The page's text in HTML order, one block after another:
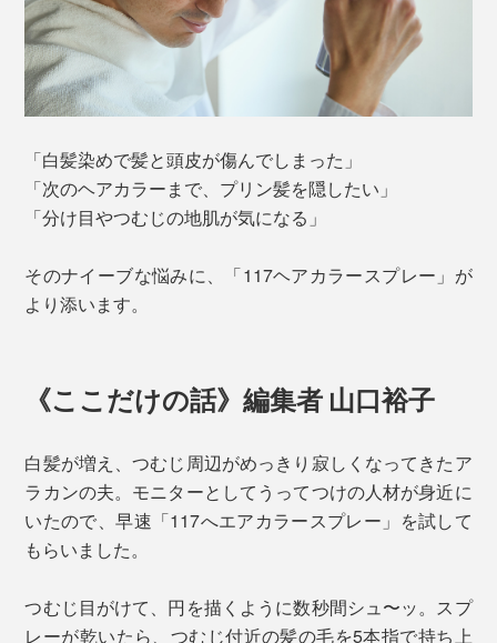
「白髪染めで髪と頭皮が傷んでしまった」
「次のヘアカラーまで、プリン髪を隠したい」
「分け目やつむじの地肌が気になる」
そのナイーブな悩みに、「117ヘアカラースプレー」が
より添います。
《ここだけの話》編集者 山口裕子
白髪が増え、つむじ周辺がめっきり寂しくなってきたア
ラカンの夫。モニターとしてうってつけの人材が身近に
いたので、早速「117へエアカラースプレー」を試して
もらいました。
つむじ目がけて、円を描くように数秒間シュ〜ッ。スプ
レーが乾いたら、つむじ付近の髪の毛を5本指で持ち上